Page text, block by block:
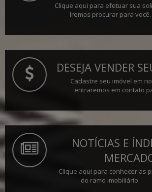
Clique aqui para efetuar sua
Iremos procurar para você.
DESEJA VENDER
Cadastre seu imóvel em
entraremos em contato
NOTÍCIAS E
Clique aqui para conhecer as
do ramo imobiliário.